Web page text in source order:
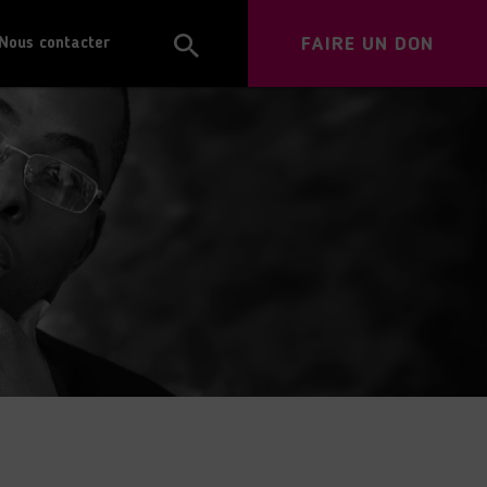
Nous contacter FAIRE UN DON